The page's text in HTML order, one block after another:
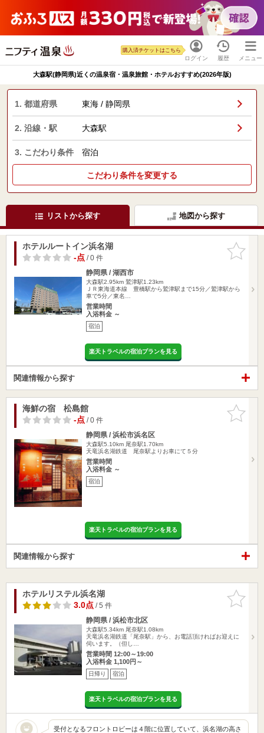
ログイン
購入済チケットはこちら
履歴 メニュー
大森駅(静岡県)近くの温泉宿・温泉旅館・ホテルおすすめ(2026年版)
1. 都道府県 東海 / 静岡県
2. 沿線・駅 大森駅
3. こだわり条件 宿泊
こだわり条件を変更する
リストから探す 地図から探す
お気に入
りに追加
ホテルルートイン浜名湖
-点/ 0 件
静岡県 / 湖西市
大森駅2.95km 鷲津駅1.23km
ＪＲ東海道本線 豊橋駅から鷲津駅まで15分／鷲津駅から
車で5分／東名…
営業時間
入浴料金 ～
宿泊
楽天トラベルの宿泊プランを見る
関連情報から探す
お気に入
りに追加
海鮮の宿 松島館
-点/ 0 件
静岡県 / 浜松市浜名区
大森駅5.10km 尾奈駅1.70km
天竜浜名湖鉄道 尾奈駅よりお車にて５分
営業時間
入浴料金 ～
宿泊
楽天トラベルの宿泊プランを見る
関連情報から探す
お気に入
りに追加
ホテルリステル浜名湖
3.0点/ 5 件
静岡県 / 浜松市北区
大森駅5.34km 尾奈駅1.08km
天竜浜名湖鉄道「尾奈駅」から、お電話頂ければお迎えに
伺います。（但し…
営業時間 12:00～19:00
入浴料金 1,100円～
日帰り 宿泊
楽天トラベルの宿泊プランを見る
受付となるフロントロビーは４階に位置していて、浜名湖の高さ